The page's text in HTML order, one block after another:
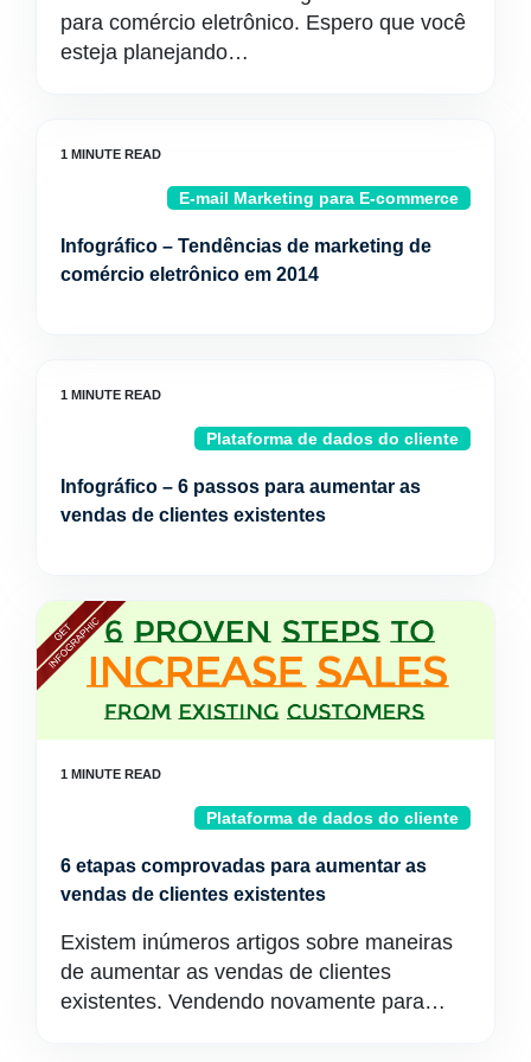
para comércio eletrônico. Espero que você
esteja planejando…
E-mail Marketing para E-commerce
Infográfico – Tendências de marketing de
comércio eletrônico em 2014
Plataforma de dados do cliente
Infográfico – 6 passos para aumentar as
vendas de clientes existentes
Plataforma de dados do cliente
6 etapas comprovadas para aumentar as
vendas de clientes existentes
Existem inúmeros artigos sobre maneiras
de aumentar as vendas de clientes
existentes. Vendendo novamente para…